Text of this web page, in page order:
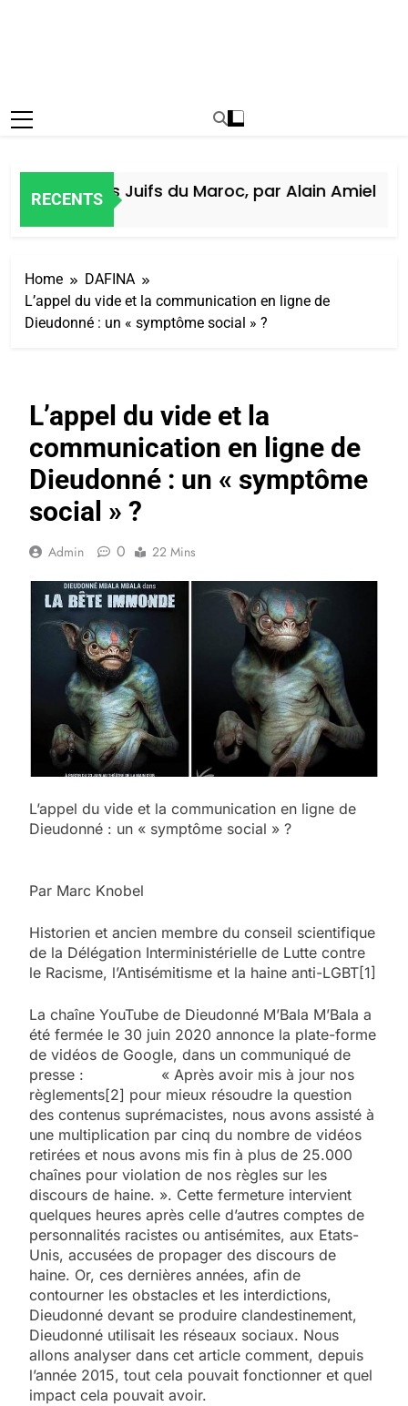
RECENTS
des Juifs du Maroc, par Alain Amiel
Home
DAFINA
L’appel du vide et la communication en ligne de
Dieudonné : un « symptôme social » ?
L’appel du vide et la
communication en ligne de
Dieudonné : un « symptôme
social » ?
Admin 0 22 Mins
L’appel du vide et la communication en ligne de
Dieudonné : un « symptôme social » ?
Par Marc Knobel
Historien et ancien membre du conseil scientifique
de la Délégation Interministérielle de Lutte contre
le Racisme, l’Antisémitisme et la haine anti-LGBT[1]
La chaîne YouTube de Dieudonné M’Bala M’Bala a
été fermée le 30 juin 2020 annonce la plate-forme
de vidéos de Google, dans un communiqué de
presse : « Après avoir mis à jour nos
règlements[2] pour mieux résoudre la question
des contenus suprémacistes, nous avons assisté à
une multiplication par cinq du nombre de vidéos
retirées et nous avons mis fin à plus de 25.000
chaînes pour violation de nos règles sur les
discours de haine. ». Cette fermeture intervient
quelques heures après celle d’autres comptes de
personnalités racistes ou antisémites, aux Etats-
Unis, accusées de propager des discours de
haine. Or, ces dernières années, afin de
contourner les obstacles et les interdictions,
Dieudonné devant se produire clandestinement,
Dieudonné utilisait les réseaux sociaux. Nous
allons analyser dans cet article comment, depuis
l’année 2015, tout cela pouvait fonctionner et quel
impact cela pouvait avoir.